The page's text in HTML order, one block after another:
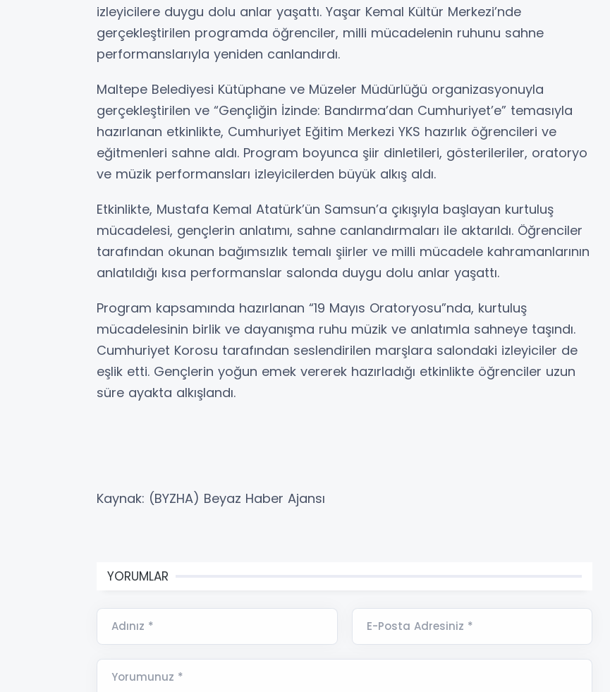
izleyicilere duygu dolu anlar yaşattı. Yaşar Kemal Kültür Merkezi’nde
gerçekleştirilen programda öğrenciler, milli mücadelenin ruhunu sahne
performanslarıyla yeniden canlandırdı.
Maltepe Belediyesi Kütüphane ve Müzeler Müdürlüğü organizasyonuyla
gerçekleştirilen ve “Gençliğin İzinde: Bandırma’dan Cumhuriyet’e” temasıyla
hazırlanan etkinlikte, Cumhuriyet Eğitim Merkezi YKS hazırlık öğrencileri ve
eğitmenleri sahne aldı. Program boyunca şiir dinletileri, gösterileriler, oratoryo
ve müzik performansları izleyicilerden büyük alkış aldı.
Etkinlikte, Mustafa Kemal Atatürk’ün Samsun’a çıkışıyla başlayan kurtuluş
mücadelesi, gençlerin anlatımı, sahne canlandırmaları ile aktarıldı. Öğrenciler
tarafından okunan bağımsızlık temalı şiirler ve milli mücadele kahramanlarının
anlatıldığı kısa performanslar salonda duygu dolu anlar yaşattı.
Program kapsamında hazırlanan “19 Mayıs Oratoryosu”nda, kurtuluş
mücadelesinin birlik ve dayanışma ruhu müzik ve anlatımla sahneye taşındı.
Cumhuriyet Korosu tarafından seslendirilen marşlara salondaki izleyiciler de
eşlik etti. Gençlerin yoğun emek vererek hazırladığı etkinlikte öğrenciler uzun
süre ayakta alkışlandı.
Kaynak: (BYZHA) Beyaz Haber Ajansı
YORUMLAR
Adınız * E-Posta Adresiniz *
Yorumunuz *